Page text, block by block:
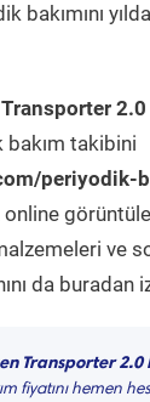
bakımını
bakım takibini
periyodik-
online
ve
da buradan
Transporter 2.0
fiyatını hemen